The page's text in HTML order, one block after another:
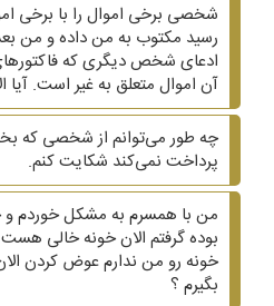
شخصی برخی اموال را با برخی
رسید مکتوب به من داده و من
ادعای شخص دیگری که
آن اموال متعلق به غیر است. آیا
چه طور می‌توانم از شخصی که
پرداخت نمی‌کند شکایت کنم.
من با همسرم به مشکل خوردم
بوده گرفتم الان خونه خالی
خونه رو من ندارم عوض کردن
بگیرم ؟